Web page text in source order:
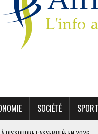
SOCIÉTÉ SPORT